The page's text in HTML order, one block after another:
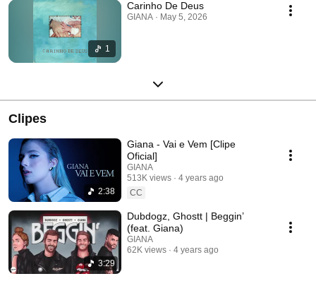
1
Carinho De Deus
GIANA · May 5, 2026
Clipes
2:38
Giana - Vai e Vem [Clipe
Oficial]
GIANA
513K views
4 years ago
CC
3:29
Dubdogz, Ghostt | Beggin’
(feat. Giana)
GIANA
62K views
4 years ago